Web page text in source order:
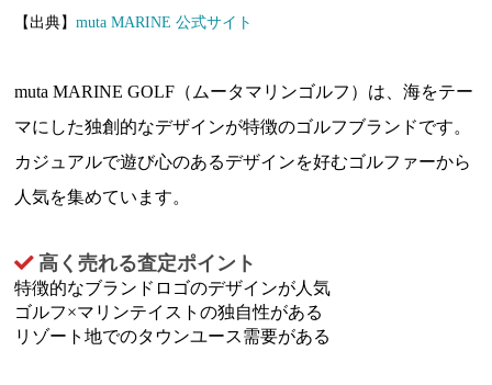
【出典】muta MARINE 公式サイト
muta MARINE GOLF（ムータマリンゴルフ）は、海をテー
マにした独創的なデザインが特徴のゴルフブランドです。
カジュアルで遊び心のあるデザインを好むゴルファーから
人気を集めています。
高く売れる査定ポイント
特徴的なブランドロゴのデザインが人気
ゴルフ×マリンテイストの独自性がある
リゾート地でのタウンユース需要がある